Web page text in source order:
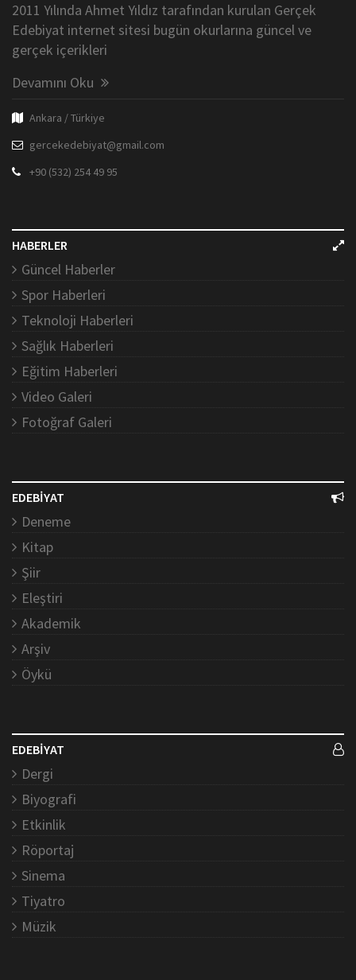
2011 Yılında Ahmet Yıldız tarafından kurulan Gerçek
Edebiyat internet sitesi bugün okurlarına güncel ve
gerçek içerikleri
Devamını Oku
Ankara / Türkiye
gercekedebiyat@gmail.com
+90 (532) 254 49 95
HABERLER
Güncel Haberler
Spor Haberleri
Teknoloji Haberleri
Sağlık Haberleri
Eğitim Haberleri
Video Galeri
Fotoğraf Galeri
EDEBİYAT
Deneme
Kitap
Şiir
Eleştiri
Akademik
Arşiv
Öykü
EDEBİYAT
Dergi
Biyografi
Etkinlik
Röportaj
Sinema
Tiyatro
Müzik